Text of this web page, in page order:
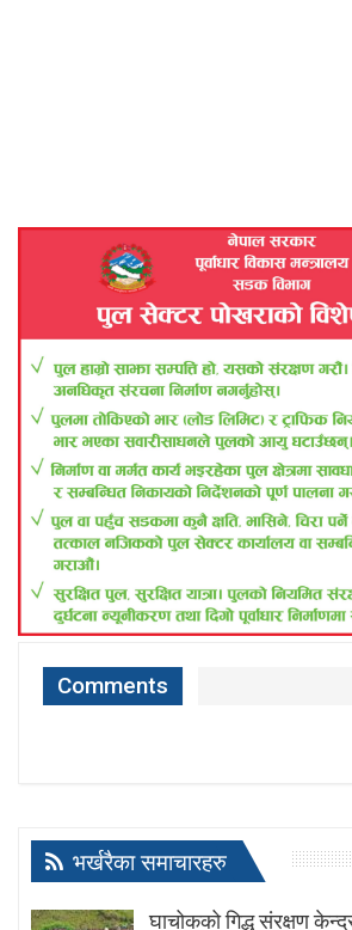
Comments
भर्खरैका समाचारहरु
घाचोकको गिद्ध संरक्षण